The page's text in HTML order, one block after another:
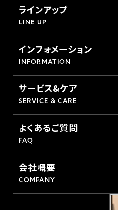
ラインアップ
LINE UP
インフォメーション
INFORMATION
サービス&ケア
SERVICE & CARE
よくあるご質問
FAQ
会社概要
COMPANY